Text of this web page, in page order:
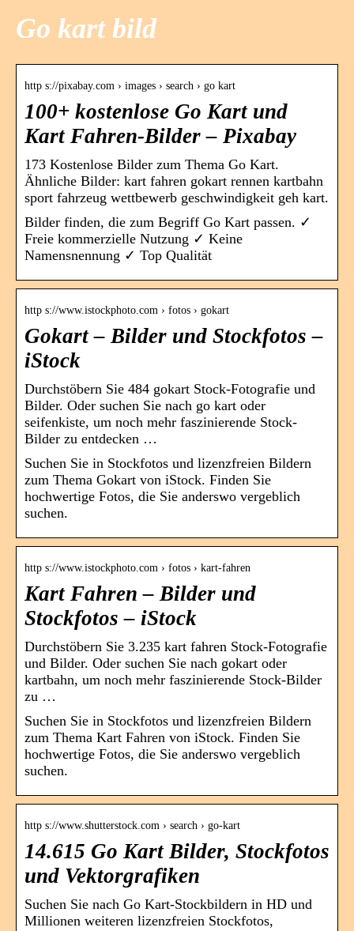
Go kart bild
http s://pixabay.com › images › search › go kart
100+ kostenlose Go Kart und
Kart Fahren-Bilder – Pixabay
173 Kostenlose Bilder zum Thema Go Kart.
Ähnliche Bilder: kart fahren gokart rennen kartbahn
sport fahrzeug wettbewerb geschwindigkeit geh kart.
Bilder finden, die zum Begriff Go Kart passen. ✓
Freie kommerzielle Nutzung ✓ Keine
Namensnennung ✓ Top Qualität
http s://www.istockphoto.com › fotos › gokart
Gokart – Bilder und Stockfotos –
iStock
Durchstöbern Sie 484 gokart Stock-Fotografie und
Bilder. Oder suchen Sie nach go kart oder
seifenkiste, um noch mehr faszinierende Stock-
Bilder zu entdecken …
Suchen Sie in Stockfotos und lizenzfreien Bildern
zum Thema Gokart von iStock. Finden Sie
hochwertige Fotos, die Sie anderswo vergeblich
suchen.
http s://www.istockphoto.com › fotos › kart-fahren
Kart Fahren – Bilder und
Stockfotos – iStock
Durchstöbern Sie 3.235 kart fahren Stock-Fotografie
und Bilder. Oder suchen Sie nach gokart oder
kartbahn, um noch mehr faszinierende Stock-Bilder
zu …
Suchen Sie in Stockfotos und lizenzfreien Bildern
zum Thema Kart Fahren von iStock. Finden Sie
hochwertige Fotos, die Sie anderswo vergeblich
suchen.
http s://www.shutterstock.com › search › go-kart
14.615 Go Kart Bilder, Stockfotos
und Vektorgrafiken
Suchen Sie nach Go Kart-Stockbildern in HD und
Millionen weiteren lizenzfreien Stockfotos,